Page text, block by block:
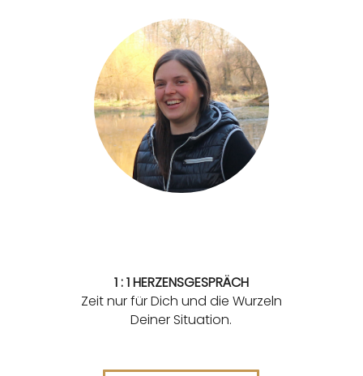
1 : 1 HERZENSGESPRÄCH
Zeit nur für Dich und die Wurzeln
Deiner Situation.